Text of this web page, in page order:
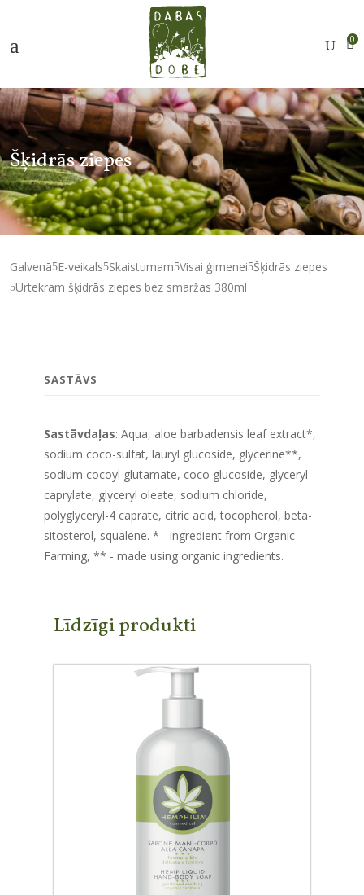
0
Šķidrās ziepes
Galvenā E-veikals Skaistumam Visai ģimenei Šķidrās ziepes
Urtekram šķidrās ziepes bez smaržas 380ml
SASTĀVS
Sastāvdaļas: Aqua, aloe barbadensis leaf extract*,
sodium coco-sulfat, lauryl glucoside, glycerine**,
sodium cocoyl glutamate, coco glucoside, glyceryl
caprylate, glyceryl oleate, sodium chloride,
polyglyceryl-4 caprate, citric acid, tocopherol, beta-
sitosterol, squalene. * - ingredient from Organic
Farming, ** - made using organic ingredients.
Līdzīgi produkti